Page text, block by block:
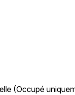
(Occupé